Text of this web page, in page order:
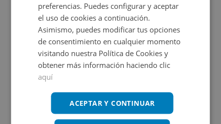
Suelo rústico de secano. ideal para desarrollos agrarios,
ganaderos y de recreo. Tórtola de Henares está situado
en la provincia de Guadalajara. El municipio cuenta con
todo tipo de servicios: comercio, colegio, médico.. . que
está a 10 km de Guadalajara. Destaca por su cercanía y
comunicación, además de porque están construyendo un
gran polígono a la entrada de la localidad
Características
Uso: Rústico
Clasificación:
Superficie suelo::8.600 m 2
preferencias. Puedes configurar y aceptar
el uso de cookies a continuación.
Asimismo, puedes modificar tus opciones
de consentimiento en cualquier momento
visitando nuestra Política de Cookies y
obtener más información haciendo clic
aquí
ACEPTAR Y CONTINUAR